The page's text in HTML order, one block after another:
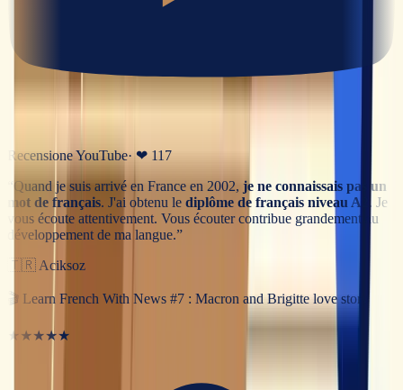
Recensione YouTube· ❤ 117
Quand je suis arrivé en France en 2002, je ne connaissais pas un
mot de français. J'ai obtenu le diplôme de français niveau A2
. Je
vous écoute attentivement. Vous écouter contribue grandement au
développement de ma langue.”
🇹🇷 Aciksoz
🎬 Learn French With News #7 : Macron and Brigitte love story
★★★★★